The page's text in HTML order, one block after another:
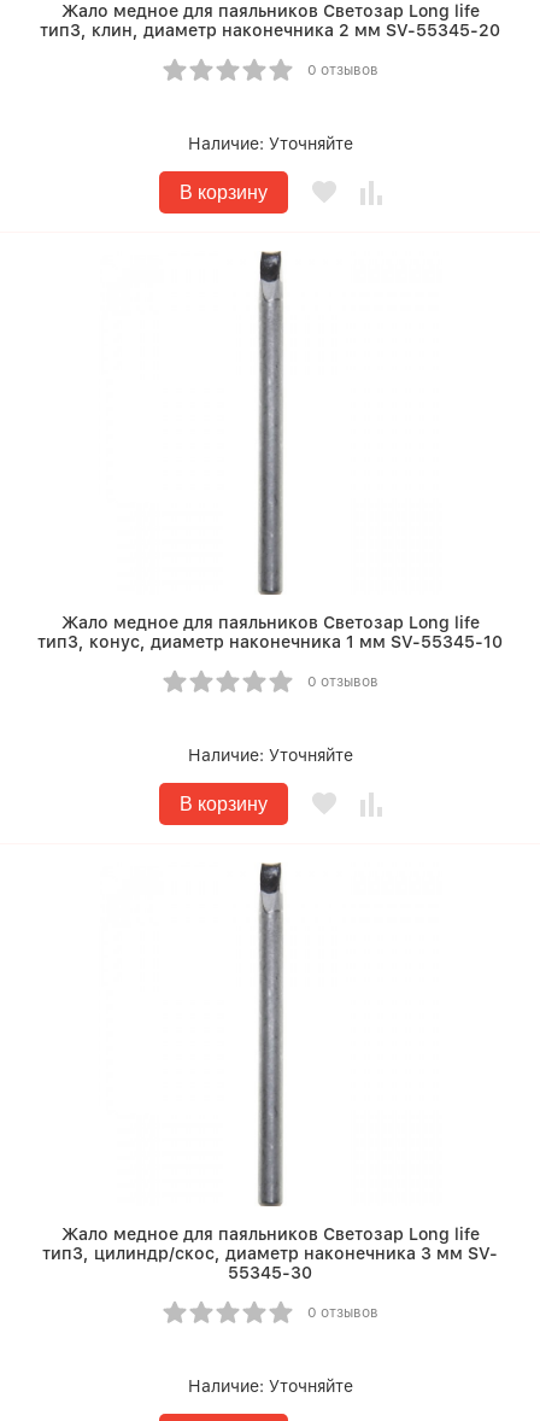
Жало медное для паяльников Светозар Long life
тип3, клин, диаметр наконечника 2 мм SV-55345-20
0 отзывов
Наличие: Уточняйте
В корзину
Жало медное для паяльников Светозар Long life
тип3, конус, диаметр наконечника 1 мм SV-55345-10
0 отзывов
Наличие: Уточняйте
В корзину
Жало медное для паяльников Светозар Long life
тип3, цилиндр/скос, диаметр наконечника 3 мм SV-
55345-30
0 отзывов
Наличие: Уточняйте